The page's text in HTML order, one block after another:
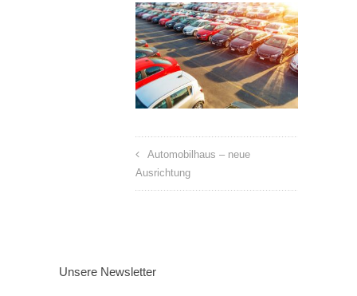
Automobilhaus – neue
Ausrichtung
Unsere Newsletter